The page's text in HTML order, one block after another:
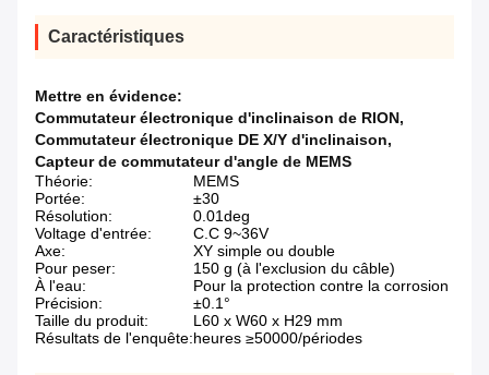
Caractéristiques
Mettre en évidence:
Commutateur électronique d'inclinaison de RION,
Commutateur électronique DE X/Y d'inclinaison,
Capteur de commutateur d'angle de MEMS
Théorie:
MEMS
Portée:
±30
Résolution:
0.01deg
Voltage d'entrée:
C.C 9~36V
Axe:
XY simple ou double
Pour peser:
150 g (à l'exclusion du câble)
À l'eau:
Pour la protection contre la corrosion
Précision:
±0.1°
Taille du produit:
L60 x W60 x H29 mm
Résultats de l'enquête:heures ≥50000/périodes